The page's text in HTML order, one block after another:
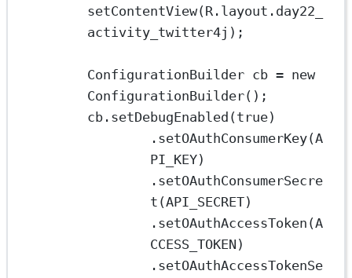
setContentView(R.layout.day22_
activity_twitter4j);
ConfigurationBuilder cb = new
ConfigurationBuilder();
cb. setDebugEnabled (true)
. setOAuthConsumerKey(A
PI_KEY)
. setOAuthConsumerSecre
t (API_SECRET)
. setOAuthAccessToken (A
CCESS_TOKEN)
. setOAuthAccessTokenSe